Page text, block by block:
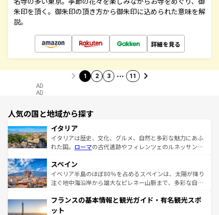
朱印を頂く。御朱印の頂き方から御朱印に込められた意味を解
説。
詳細を見る
1 2 3 … 11
AD
AD
人気の国と地域から探す
イタリア
イタリアは歴史、文化、グルメ、自然と多彩な魅力にあふ
れた国。 ローマの古代遺跡やフィレンツェのルネッサンス
ろん、トスカーナの美しい田園風景やアマルフィ海岸の絶
景など、自然景観も見逃せない。観光の合間には、本場の
ピザやパスタなど、絶品のイタリア料理を堪能することも
ませてくれるイタリアで、忘れられない旅をしてみよう！
なお、新着のイタリア情報は
スペイン
イベリア半島のほぼ80％を占めるスペインは、太陽が降り
注ぐ地中海沿岸から雄大なピレネー山脈まで、多彩な自然
文化が根付くこの国では、情熱的なフラメンコ、熱気あふ
れる闘牛、そして美味しいタパスが生活の一部となってい
フランスの基本情報と観光ガイド・有名観光スポ
ット